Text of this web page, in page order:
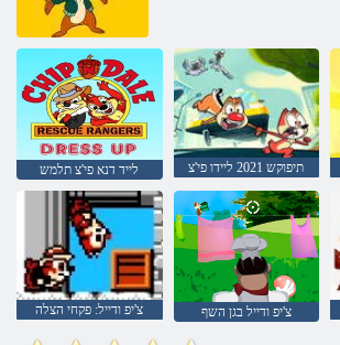
לייד דנא פי'צ תלמש תיפוקש 2021 ליידו פי'צ
צ'יפ ודייל: פקחי הצלה צ'יפ ודייל בגן השף